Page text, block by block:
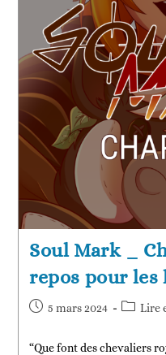
Soul Mark _
repos pour les
5 mars 2024 Lire
“Que font des chevaliers